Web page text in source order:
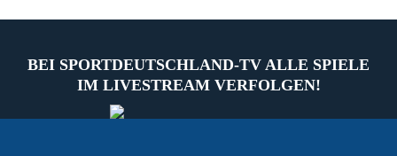
BEI SPORTDEUTSCHLAND-TV ALLE SPIELE
IM LIVESTREAM VERFOLGEN!